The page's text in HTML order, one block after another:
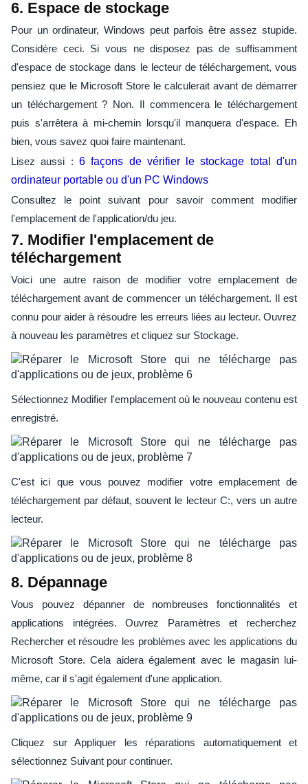
6. Espace de stockage
Pour un ordinateur, Windows peut parfois être assez stupide.
Considère ceci. Si vous ne disposez pas de suffisamment
d'espace de stockage dans le lecteur de téléchargement, vous
pensiez que le Microsoft Store le calculerait avant de démarrer
un téléchargement ? Non. Il commencera le téléchargement
puis s'arrêtera à mi-chemin lorsqu'il manquera d'espace. Eh
bien, vous savez quoi faire maintenant.
Lisez aussi : 6 façons de vérifier le stockage total d'un
ordinateur portable ou d'un PC Windows
Consultez le point suivant pour savoir comment modifier
l'emplacement de l'application/du jeu.
7. Modifier l'emplacement de
téléchargement
Voici une autre raison de modifier votre emplacement de
téléchargement avant de commencer un téléchargement. Il est
connu pour aider à résoudre les erreurs liées au lecteur. Ouvrez
à nouveau les paramètres et cliquez sur Stockage.
Sélectionnez Modifier l'emplacement où le nouveau contenu est
enregistré.
C'est ici que vous pouvez modifier votre emplacement de
téléchargement par défaut, souvent le lecteur C:, vers un autre
lecteur.
8. Dépannage
Vous pouvez dépanner de nombreuses fonctionnalités et
applications intégrées. Ouvrez Paramètres et recherchez
Rechercher et résoudre les problèmes avec les applications du
Microsoft Store. Cela aidera également avec le magasin lui-
même, car il s'agit également d'une application.
Cliquez sur Appliquer les réparations automatiquement et
sélectionnez Suivant pour continuer.